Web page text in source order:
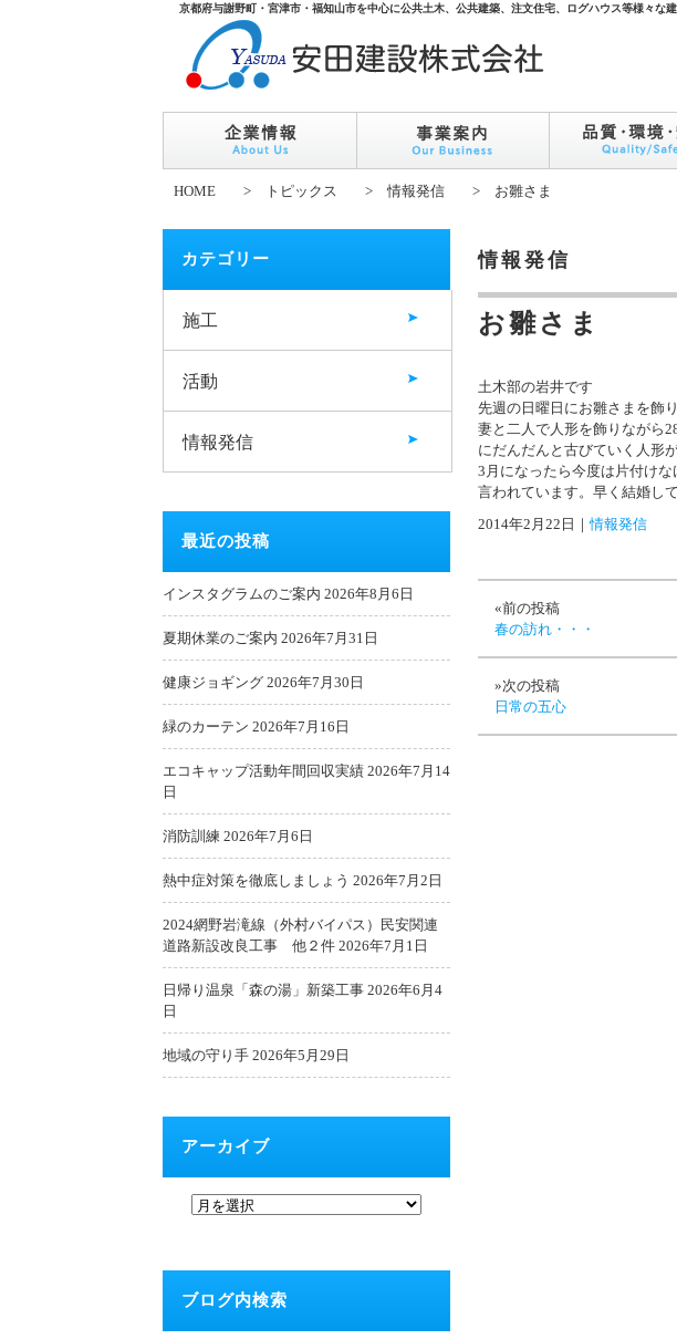
京都府与謝野町・宮津市・福知山市を中心に公共土木、公共建築、注文住宅、ログハウス等様々な
HOME > トピックス >情報発信 > お雛さま
情報発信
お雛さま
土木部の岩井です
先週の日曜日にお雛さまを飾
妻と二人で人形を飾りながら
にだんだんと古びていく人形
3月になったら今度は片付け
言われています。早く結婚し
2014年2月22日 ｜情報発信
«前の投稿
春の訪れ・・・
»次の投稿
日常の五心
カテゴリー
施工
活動
情報発信
最近の投稿
インスタグラムのご案内 2026年8月6日
夏期休業のご案内 2026年7月31日
健康ジョギング 2026年7月30日
緑のカーテン 2026年7月16日
エコキャップ活動年間回収実績 2026年7月14
日
消防訓練 2026年7月6日
熱中症対策を徹底しましょう 2026年7月2日
2024網野岩滝線（外村バイパス）民安関連
道路新設改良工事 他２件 2026年7月1日
日帰り温泉「森の湯」新築工事 2026年6月4
日
地域の守り手 2026年5月29日
アーカイブ
ブログ内検索